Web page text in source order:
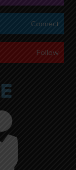
Connect
Follow